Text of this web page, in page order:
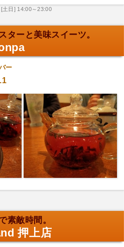
[土日] 14:00～23:00
ターと美味スイーツ。
ー
素敵時間。
押上店